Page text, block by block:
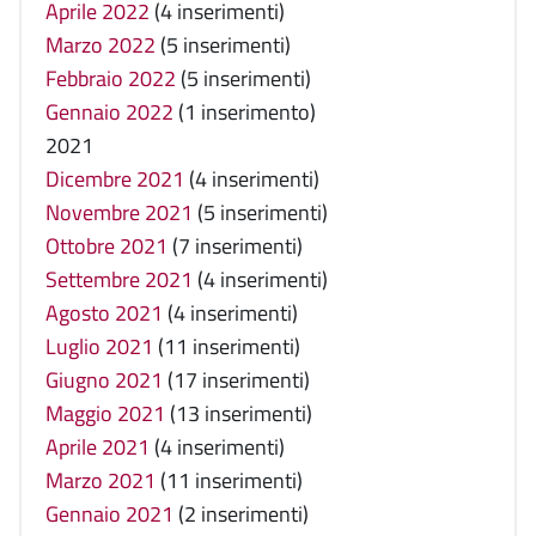
Aprile 2022 (4 inserimenti)
Marzo 2022 (5 inserimenti)
Febbraio 2022 (5 inserimenti)
Gennaio 2022 (1 inserimento)
2021
Dicembre 2021 (4 inserimenti)
Novembre 2021 (5 inserimenti)
Ottobre 2021 (7 inserimenti)
Settembre 2021 (4 inserimenti)
Agosto 2021 (4 inserimenti)
Luglio 2021 (11 inserimenti)
Giugno 2021 (17 inserimenti)
Maggio 2021 (13 inserimenti)
Aprile 2021 (4 inserimenti)
Marzo 2021 (11 inserimenti)
Gennaio 2021 (2 inserimenti)